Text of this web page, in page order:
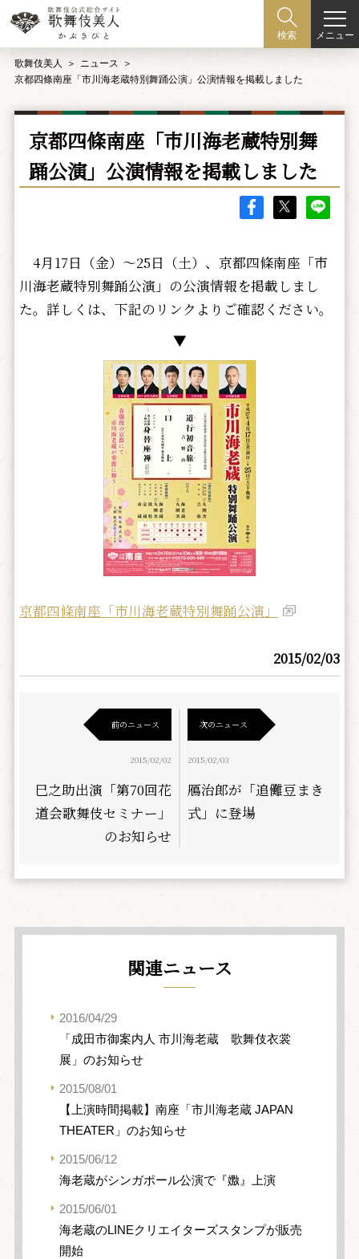
検索 メニュー
歌舞伎美人
ニュース
京都四條南座「市川海老蔵特別舞踊公演」公演情報を掲載しました
京都四條南座「市川海老蔵特別舞
踊公演」公演情報を掲載しました
4月17日（金）～25日（土）、京都四條南座「市
川海老蔵特別舞踊公演」の公演情報を掲載しまし
た。詳しくは、下記のリンクよりご確認ください。
▼
京都四條南座「市川海老蔵特別舞踊公演」
2015/02/03
前のニュース
2015/02/02
巳之助出演「第70回花
道会歌舞伎セミナー」
のお知らせ
次のニュース
2015/02/03
鴈治郎が「追儺豆まき
式」に登場
関連ニュース
2016/04/29
「成田市御案内人 市川海老蔵 歌舞伎衣裳
展」のお知らせ
2015/08/01
【上演時間掲載】南座「市川海老蔵 JAPAN
THEATER」のお知らせ
2015/06/12
海老蔵がシンガポール公演で『嫐』上演
2015/06/01
海老蔵のLINEクリエイターズスタンプが販売
開始